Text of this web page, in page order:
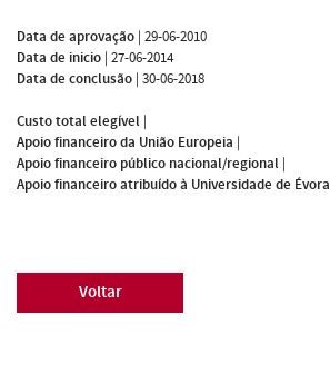
Data de aprovação | 29-06-2010
Data de inicio | 27-06-2014
Data de conclusão | 30-06-2018
Custo total elegível |
Apoio financeiro da União Europeia |
Apoio financeiro público nacional/regional |
Apoio financeiro atribuído à Universidade de Évora
Voltar